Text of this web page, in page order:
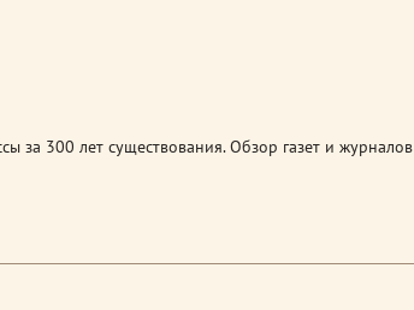
за 300 лет существования. Обзор газет и журналов